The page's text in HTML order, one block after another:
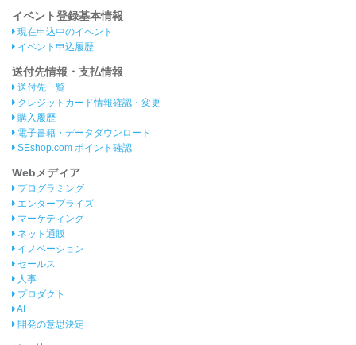
イベント登録基本情報
現在申込中のイベント
イベント申込履歴
送付先情報・支払情報
送付先一覧
クレジットカード情報確認・変更
購入履歴
電子書籍・データダウンロード
SEshop.com ポイント確認
Webメディア
プログラミング
エンタープライズ
マーケティング
ネット通販
イノベーション
セールス
人事
プロダクト
AI
開発の意思決定